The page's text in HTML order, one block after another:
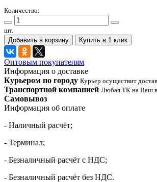
Количество:
шт.
Добавить в корзину
Купить в 1 клик
Оптовым покупателям
Информация о доставке
Курьером по городу Курьер осуществит
Транспортной компанией Любая ТК на Ваш
Самовывоз
Информация об оплате
- Наличный расчёт;
- Терминал;
- Безналичный расчёт с НДС;
- Безналичный расчёт без НДС.